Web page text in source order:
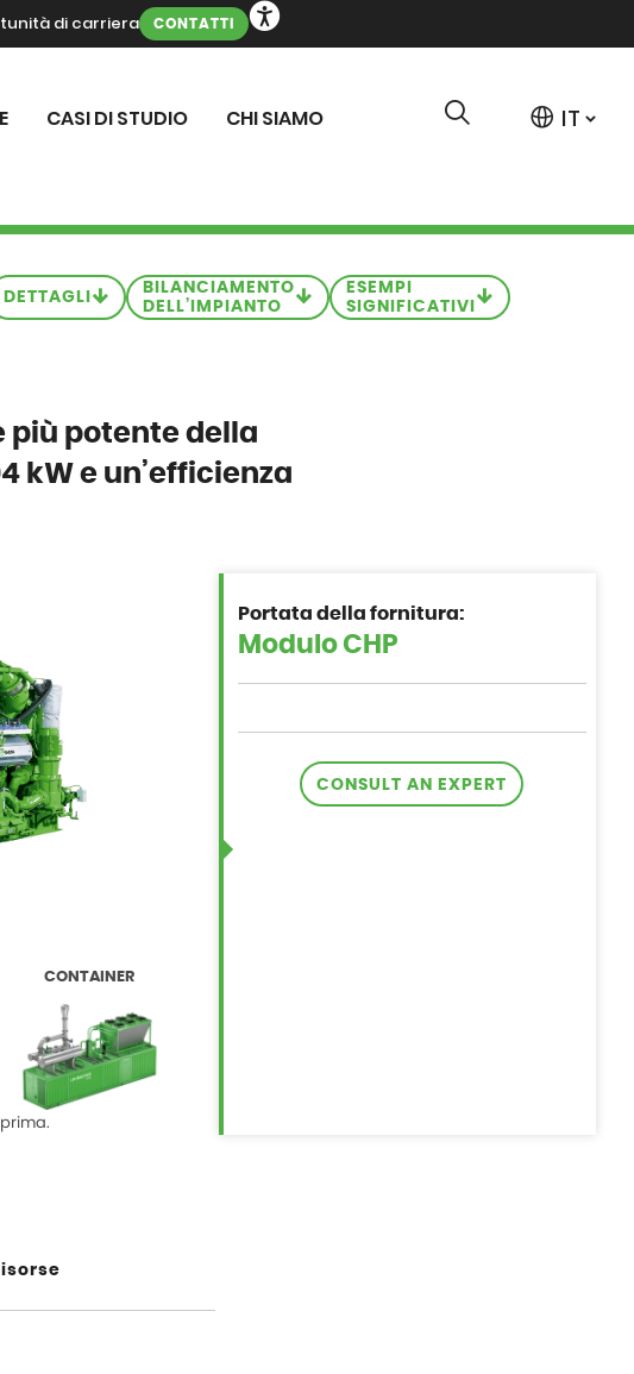
di carriera CONTATTI
CASI DI STUDIO CHI SIAMO
DETTAGLI
BILANCIAMENTO
DELL’IMPIANTO
ESEMPI
SIGNIFICATIVI
più potente della
kW e un’efficienza
CONTAINER
Portata della fornitura:
CONSULT AN EXPERT